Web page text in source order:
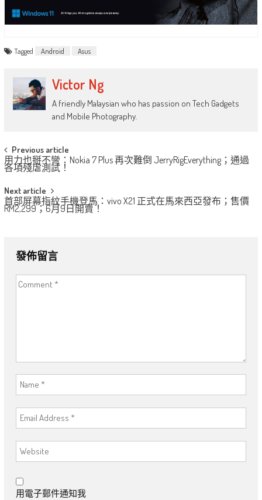
Tagged Android Asus
Victor Ng
A friendly Malaysian who has passion on Tech Gadgets
and Mobile Photography.
Post
navigation
Previous article
用力也掰不彎：Nokia 7 Plus 再次難倒 JerryRigEverything；通過
各項殘虐測試！
Next article
首部屏幕指紋手機登馬：vivo X21 正式在馬來西亞發布；售價
RM2,299；6月9日開賣！
發佈留言
用電子郵件通知我